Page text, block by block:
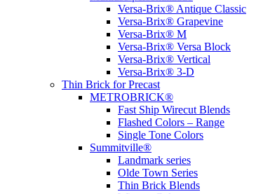
Versa-Brix® Antique Classic
Versa-Brix® Grapevine
Versa-Brix® M
Versa-Brix® Versa Block
Versa-Brix® Vertical
Versa-Brix® 3-D
Thin Brick for Precast
METROBRICK®
Fast Ship Wirecut Blends
Flashed Colors – Range
Single Tone Colors
Summitville®
Landmark series
Olde Town Series
Thin Brick Blends